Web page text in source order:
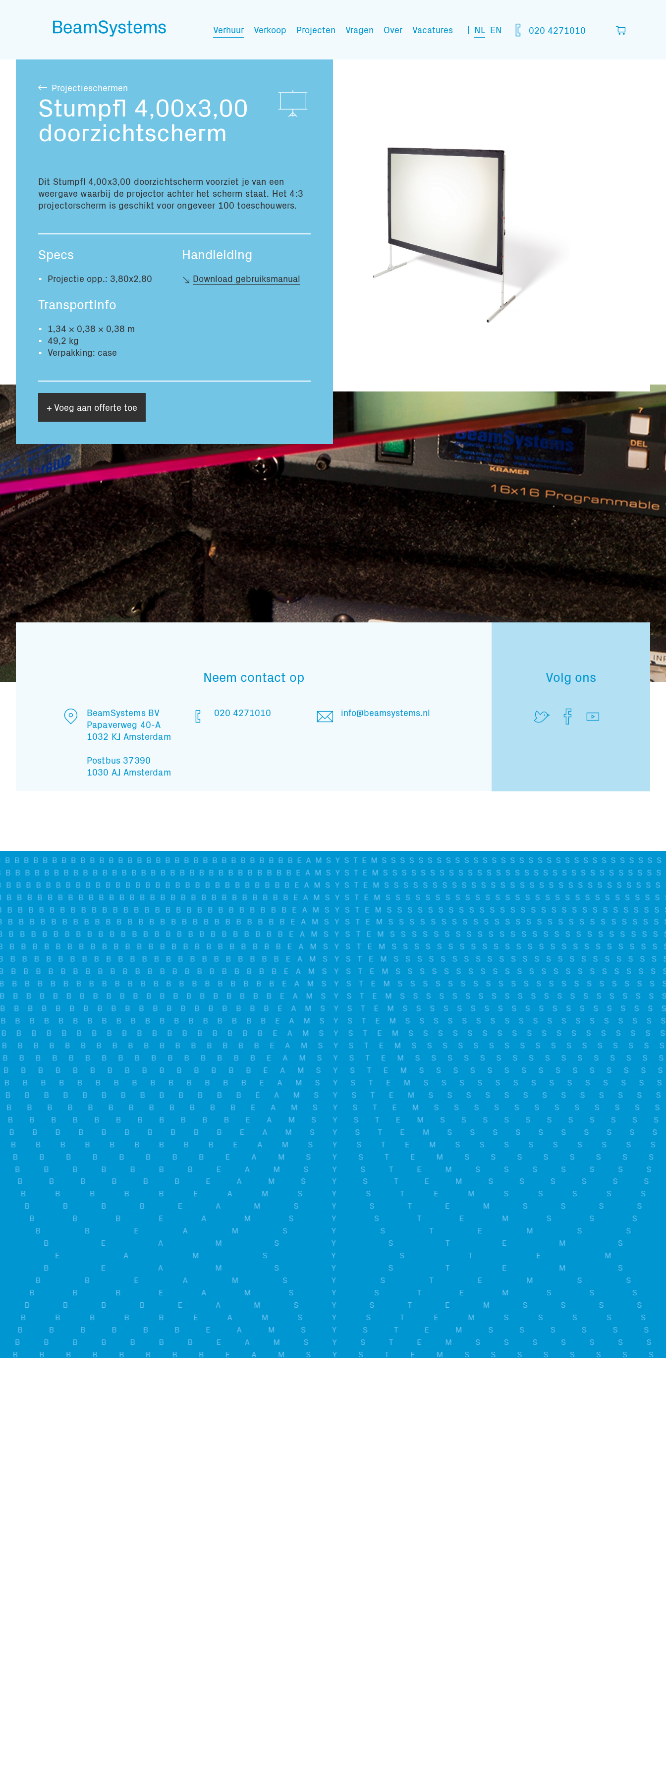
020 4271010
NL EN
Verhuur Verkoop Projecten Vragen Over Vacatures
Jouw winkelmandje is leeg
Transport informatie:
Totaal volume:
0.0m3
Totaal gewicht:
0.0kg
Projectieschermen
Stumpfl 4,00x3,00
doorzichtscherm
Dit Stumpfl 4,00x3,00 doorzichtscherm voorziet je van een
weergave waarbij de projector achter het scherm staat. Het 4:3
projectorscherm is geschikt voor ongeveer 100 toeschouwers.
Specs
Projectie opp.: 3,80x2,80
Transportinfo
1,34 × 0,38 × 0,38 m
49,2 kg
Verpakking: case
Handleiding
Download gebruiksmanual
+ Voeg aan offerte toe
Neem contact op
BeamSystems BV
Papaverweg 40-A
1032 KJ Amsterdam
Postbus 37390
1030 AJ Amsterdam
020 4271010 info@beamsystems.nl
Volg ons
Subscribe to our mailing list